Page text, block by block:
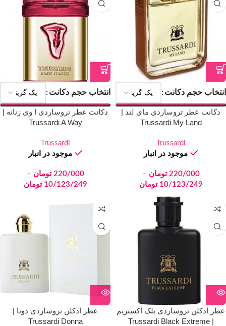
انتخاب حجم دکانت
دکانت عطر تروساردی مای لند |
Trussardi My Land
Trussardi
موجود در انبار
220/000 تومان –
10/123/249 تومان
انتخاب حجم دکانت
دکانت عطر تروساردی ا وی زنانه |
Trussardi A Way
Trussardi
موجود در انبار
220/000 تومان –
10/123/249 تومان
عطر ادکلن تروساردی بلک اکستریم
| Trussardi Black Extreme
عطر ادکلن تروساردی دونا |
Trussardi Donna